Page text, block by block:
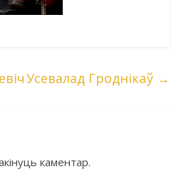
Усевалад Гроднікаў →
каментар.